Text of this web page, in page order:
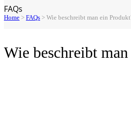
FAQs
Home > FAQs > Wie beschreibt man ein
Wie beschreibt